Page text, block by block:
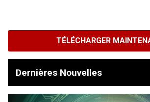
TÉLÉCHARGER
Dernières Nouvelles